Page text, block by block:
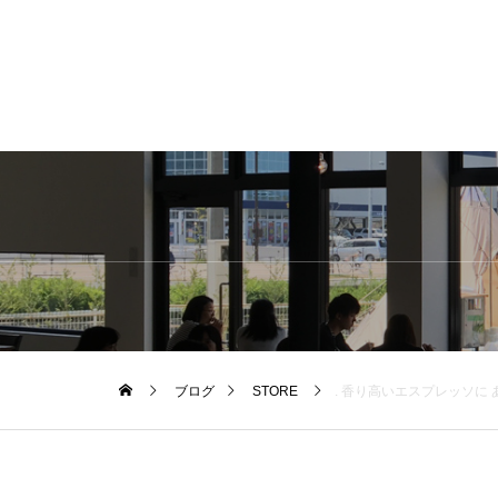
ブログ STORE . 香り高いエスプレッソに